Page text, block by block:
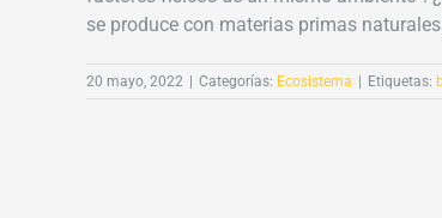
se produce con materias primas
20 mayo, 2022 Categorías: Ecosistema Etiquetas: